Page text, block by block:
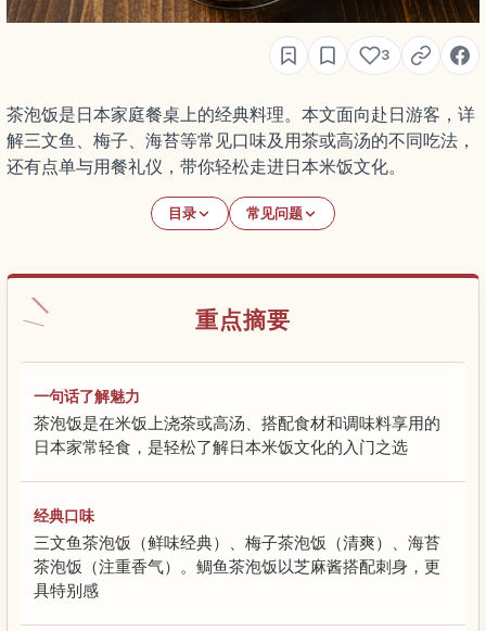
3
茶泡饭是日本家庭餐桌上的经典料理。本文面向赴日游客，详
解三文鱼、梅子、海苔等常见口味及用茶或高汤的不同吃法，
还有点单与用餐礼仪，带你轻松走进日本米饭文化。
目录 常见问题
重点摘要
一句话了解魅力
茶泡饭是在米饭上浇茶或高汤、搭配食材和调味料享用的
日本家常轻食，是轻松了解日本米饭文化的入门之选
经典口味
三文鱼茶泡饭（鲜味经典）、梅子茶泡饭（清爽）、海苔
茶泡饭（注重香气）。鲷鱼茶泡饭以芝麻酱搭配刺身，更
具特别感